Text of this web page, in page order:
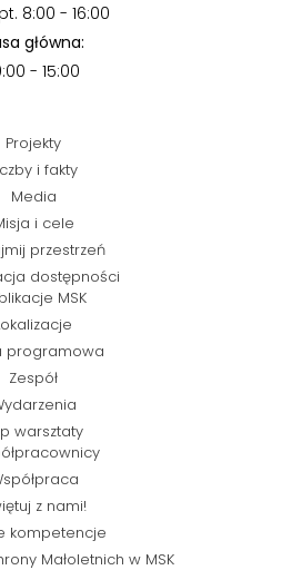
8:00 - 16:00
główna:
- 15:00
Projekty
i fakty
Media
i cele
przestrzeń
dostępności
MSK
programowa
Zespół
warsztaty
z nami!
kompetencje
Małoletnich w MSK